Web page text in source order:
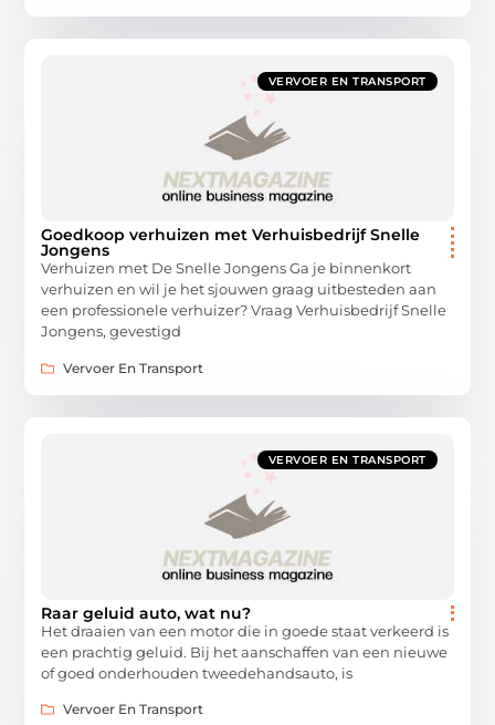
VERVOER EN TRANSPORT
Goedkoop verhuizen met Verhuisbedrijf Snelle
Jongens
Verhuizen met De Snelle Jongens Ga je binnenkort
verhuizen en wil je het sjouwen graag uitbesteden aan
een professionele verhuizer? Vraag Verhuisbedrijf Snelle
Jongens, gevestigd
Vervoer En Transport
VERVOER EN TRANSPORT
Raar geluid auto, wat nu?
Het draaien van een motor die in goede staat verkeerd is
een prachtig geluid. Bij het aanschaffen van een nieuwe
of goed onderhouden tweedehandsauto, is
Vervoer En Transport